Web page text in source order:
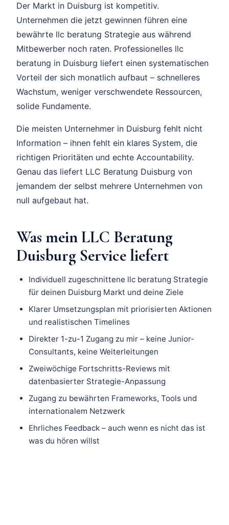
Der Markt in Duisburg ist kompetitiv.
Unternehmen die jetzt gewinnen führen eine
bewährte llc beratung Strategie aus während
Mitbewerber noch raten. Professionelles llc
beratung in Duisburg liefert einen systematischen
Vorteil der sich monatlich aufbaut – schnelleres
Wachstum, weniger verschwendete Ressourcen,
solide Fundamente.
Die meisten Unternehmer in Duisburg fehlt nicht
Information – ihnen fehlt ein klares System, die
richtigen Prioritäten und echte Accountability.
Genau das liefert LLC Beratung Duisburg von
jemandem der selbst mehrere Unternehmen von
null aufgebaut hat.
Was mein LLC Beratung
Duisburg Service liefert
Individuell zugeschnittene llc beratung Strategie
für deinen Duisburg Markt und deine Ziele
Klarer Umsetzungsplan mit priorisierten Aktionen
und realistischen Timelines
Direkter 1-zu-1 Zugang zu mir – keine Junior-
Consultants, keine Weiterleitungen
Zweiwöchige Fortschritts-Reviews mit
datenbasierter Strategie-Anpassung
Zugang zu bewährten Frameworks, Tools und
internationalem Netzwerk
Ehrliches Feedback – auch wenn es nicht das ist
was du hören willst